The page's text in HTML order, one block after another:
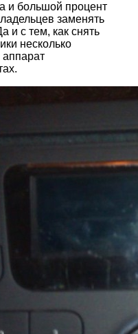
и большой процент
заменять
и с тем, как снять
несколько